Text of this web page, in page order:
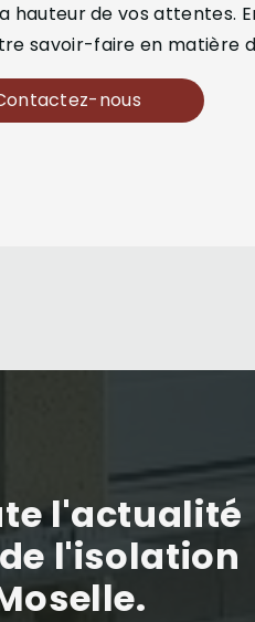
hauteur de vos attentes.
savoir-faire en matière
nous
l'actualité
l'isolation